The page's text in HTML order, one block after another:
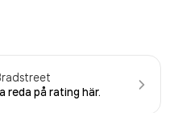
reda på rating här.